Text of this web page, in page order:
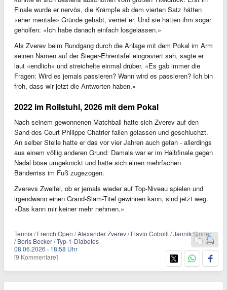
Finale wurde er nervös, die Krämpfe ab dem vierten Satz hätten
«eher mentale» Gründe gehabt, verriet er. Und sie hätten ihm sogar
geholfen: «Ich habe danach einfach losgelassen.»
Als Zverev beim Rundgang durch die Anlage mit dem Pokal im Arm
seinen Namen auf der Sieger-Ehrentafel eingraviert sah, sagte er
laut «endlich» und streichelte einmal drüber. «Es gab immer die
Fragen: Wird es jemals passieren? Wann wird es passieren? Ich bin
froh, dass wir jetzt die Antworten haben.»
2022 im Rollstuhl, 2026 mit dem Pokal
Nach seinem gewonnenen Matchball hatte sich Zverev auf den
Sand des Court Philippe Chatrier fallen gelassen und geschluchzt.
An selber Stelle hatte er das vor vier Jahren auch getan - allerdings
aus einem völlig anderen Grund: Damals war er im Halbfinale gegen
Nadal böse umgeknickt und hatte sich einen mehrfachen
Bänderriss im Fuß zugezogen.
Zverevs Zweifel, ob er jemals wieder auf Top-Niveau spielen und
irgendwann einen Grand-Slam-Titel gewinnen kann, sind jetzt weg.
«Das kann mir keiner mehr nehmen.»
Tennis / French Open / Alexander Zverev / Flavio Cobolli / Jannik Sinner
/ Boris Becker / Typ-1-Diabetes
08.06.2026 · 18:58 Uhr
[9 Kommentare]